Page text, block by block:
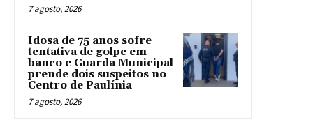
7 agosto, 2026
Idosa de 75 anos sofre
tentativa de golpe em
banco e Guarda Municipal
prende dois suspeitos no
Centro de Paulínia
7 agosto, 2026